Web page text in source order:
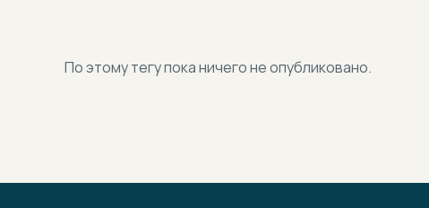
По этому тегу пока ничего не опубликовано.